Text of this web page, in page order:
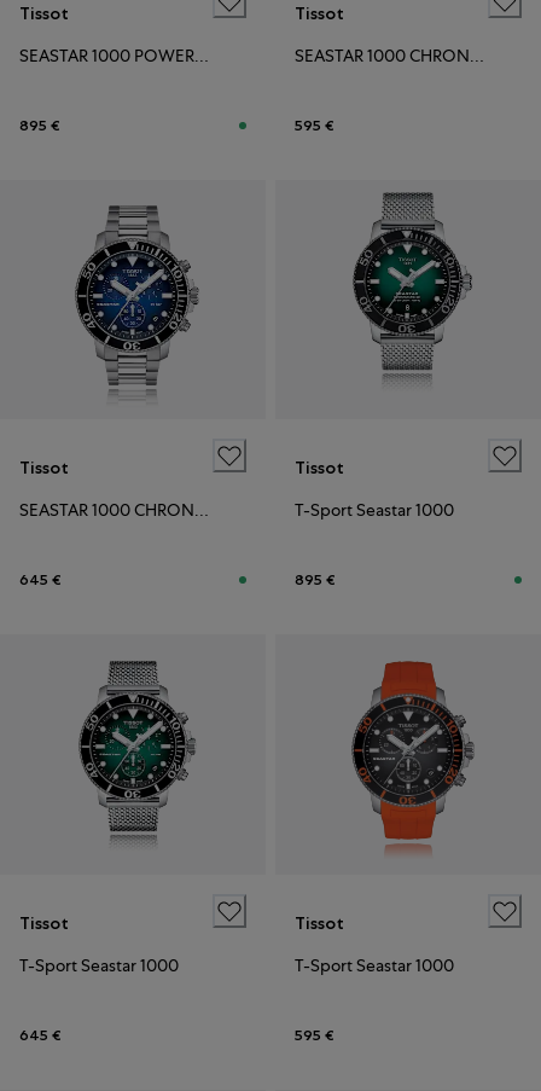
Tissot
SEASTAR 1000 POWERMATIC 80
895 €
Tissot
SEASTAR 1000 CHRONOGRAPH
595 €
Tissot
SEASTAR 1000 CHRONOGRAPH
645 €
Tissot
T-Sport Seastar 1000
895 €
Tissot
T-Sport Seastar 1000
645 €
Tissot
T-Sport Seastar 1000
595 €